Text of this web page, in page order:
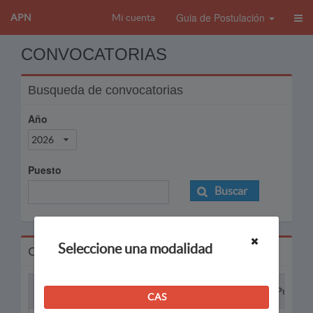
APN Mi cuenta Guia de Postulación
CONVOCATORIAS
Busqueda de convocatorias
Año
2026
Puesto
Buscar
Convocatorias
Puesto
Seleccione una modalidad
CAS